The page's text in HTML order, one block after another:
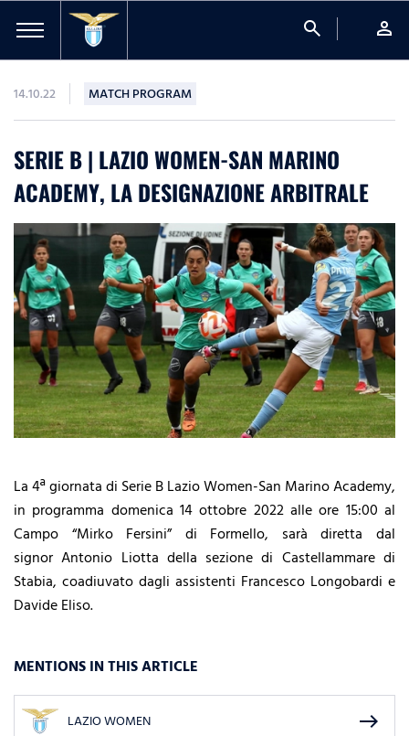
search person
14.10.22 MATCH PROGRAM
SERIE B | LAZIO WOMEN-SAN MARINO
ACADEMY, LA DESIGNAZIONE ARBITRALE
La 4ª giornata di Serie B Lazio Women-San Marino Academy,
in programma domenica 14 ottobre 2022 alle ore 15:00 al
Campo “Mirko Fersini” di Formello, sarà diretta dal
signor Antonio Liotta della sezione di Castellammare di
Stabia, coadiuvato dagli assistenti Francesco Longobardi e
Davide Eliso.
MENTIONS IN THIS ARTICLE
LAZIO WOMEN east